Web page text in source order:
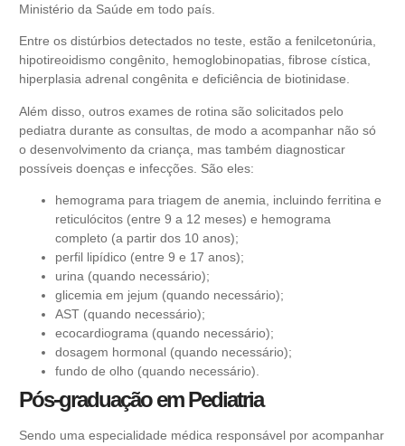
Ministério da Saúde em todo país.
Entre os distúrbios detectados no teste, estão a fenilcetonúria,
hipotireoidismo congênito, hemoglobinopatias, fibrose cística,
hiperplasia adrenal congênita e deficiência de biotinidase.
Além disso, outros exames de rotina são solicitados pelo
pediatra durante as consultas, de modo a acompanhar não só
o desenvolvimento da criança, mas também diagnosticar
possíveis doenças e infecções. São eles:
hemograma para triagem de anemia, incluindo ferritina e
reticulócitos (entre 9 a 12 meses) e hemograma
completo (a partir dos 10 anos);
perfil lipídico (entre 9 e 17 anos);
urina (quando necessário);
glicemia em jejum (quando necessário);
AST (quando necessário);
ecocardiograma (quando necessário);
dosagem hormonal (quando necessário);
fundo de olho (quando necessário).
Pós-graduação em Pediatria
Sendo uma especialidade médica responsável por acompanhar